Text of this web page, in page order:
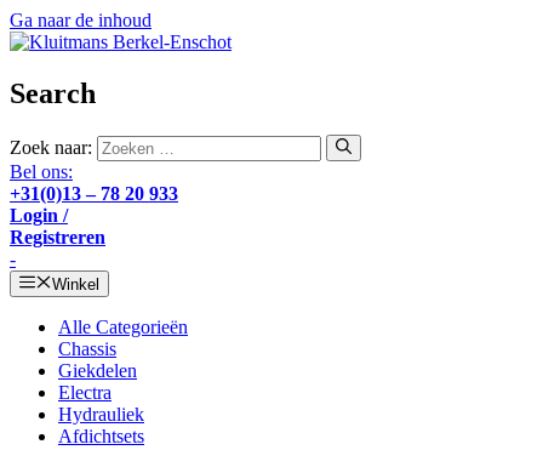
Ga naar de inhoud
Search
Zoek naar:
Bel ons:
+31(0)13 – 78 20 933
Login /
Registreren
-
Winkel
Alle Categorieën
Chassis
Giekdelen
Electra
Hydrauliek
Afdichtsets